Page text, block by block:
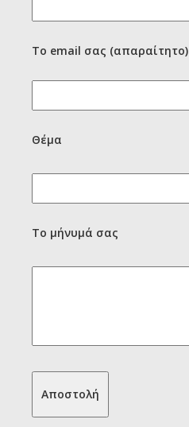
Το email σας (απαραίτητο)
Θέμα
Το μήνυμά σας